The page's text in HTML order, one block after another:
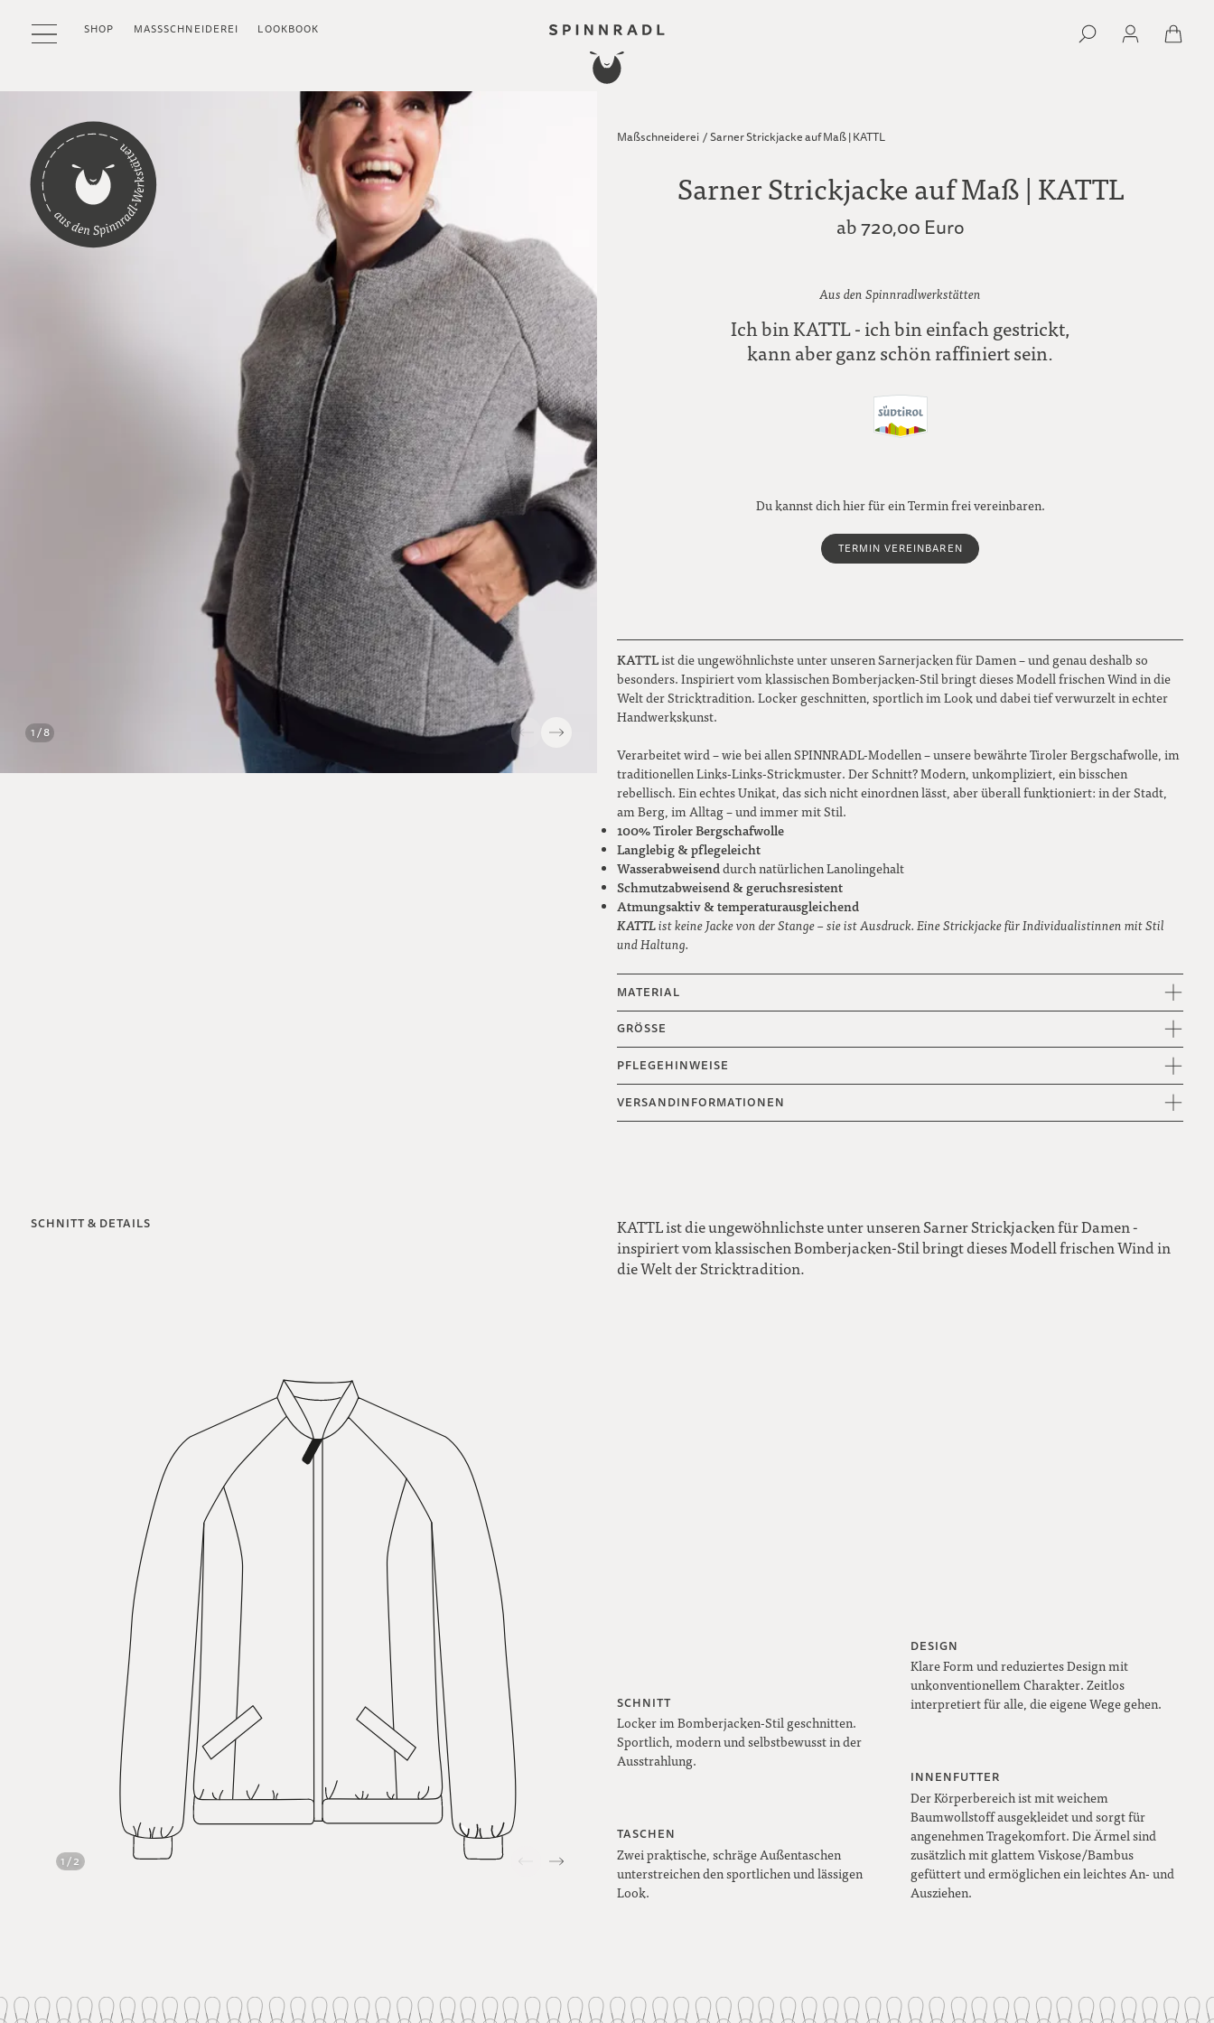
SHOP MASSSCHNEIDEREI LOOKBOOK
Maßschneiderei /Sarner Strickjacke auf Maß | KATTL
Sarner Strickjacke auf Maß | KATTL
ab720,00 Euro
Aus den Spinnradlwerkstätten
Ich bin KATTL - ich bin einfach gestrickt,
kann aber ganz schön raffiniert sein.
Du kannst dich hier für ein Termin frei vereinbaren.
TERMIN VEREINBAREN
KATTList die ungewöhnlichste unter unseren Sarnerjacken für Damen – und genau deshalb so
besonders. Inspiriert vom klassischen Bomberjacken-Stil bringt dieses Modell frischen Wind in die
Welt der Stricktradition. Locker geschnitten, sportlich im Look und dabei tief verwurzelt in echter
Handwerkskunst.
Verarbeitet wird – wie bei allen SPINNRADL-Modellen – unsere bewährte Tiroler Bergschafwolle, im
traditionellen Links-Links-Strickmuster. Der Schnitt? Modern, unkompliziert, ein bisschen
rebellisch. Ein echtes Unikat, das sich nicht einordnen lässt, aber überall funktioniert: in der Stadt,
am Berg, im Alltag – und immer mit Stil.
100% Tiroler Bergschafwolle
Langlebig & pflegeleicht
Wasserabweisenddurch natürlichen Lanolingehalt
Schmutzabweisend & geruchsresistent
Atmungsaktiv & temperaturausgleichend
KATTList keine Jacke von der Stange – sie ist Ausdruck. Eine Strickjacke für Individualistinnen mit Stil
und Haltung.
MATERIAL
GRÖSSE
PFLEGEHINWEISE
VERSANDINFORMATIONEN
SCHNITT & DETAILS
KATTL ist die ungewöhnlichste unter unseren Sarner Strickjacken für Damen -
inspiriert vom klassischen Bomberjacken-Stil bringt dieses Modell frischen Wind in
die Welt der Stricktradition.
1 / 2
SCHNITT
Locker im Bomberjacken-Stil geschnitten.
Sportlich, modern und selbstbewusst in der
Ausstrahlung.
TASCHEN
Zwei praktische, schräge Außentaschen
unterstreichen den sportlichen und lässigen
Look.
DESIGN
Klare Form und reduziertes Design mit
unkonventionellem Charakter. Zeitlos
interpretiert für alle, die eigene Wege gehen.
INNENFUTTER
Der Körperbereich ist mit weichem
Baumwollstoff ausgekleidet und sorgt für
angenehmen Tragekomfort. Die Ärmel sind
zusätzlich mit glattem Viskose/Bambus
gefüttert und ermöglichen ein leichtes An- und
Ausziehen.
1 / 8